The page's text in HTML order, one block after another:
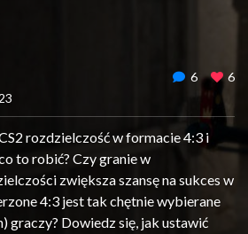
6 6
rozdzielczość w formacie 4:3 i
to robić? Czy granie w
zwiększa szansę na sukces w
4:3 jest tak chętnie wybierane
graczy? Dowiedz się, jak ustawić